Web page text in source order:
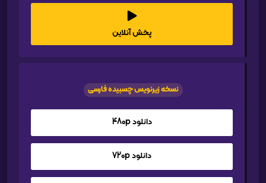
پخش آنلاین
نسخه زیرنویس چسبیده فارسی
دانلود 480p
دانلود 720p